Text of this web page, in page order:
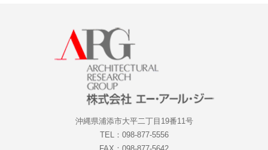
沖縄県浦添市大平二丁目19番11号
TEL：098-877-5556